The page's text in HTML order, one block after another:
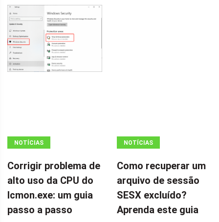
NOTÍCIAS
Corrigir problema de
alto uso da CPU do
Icmon.exe: um guia
passo a passo
NOTÍCIAS
Como recuperar um
arquivo de sessão
SESX excluído?
Aprenda este guia